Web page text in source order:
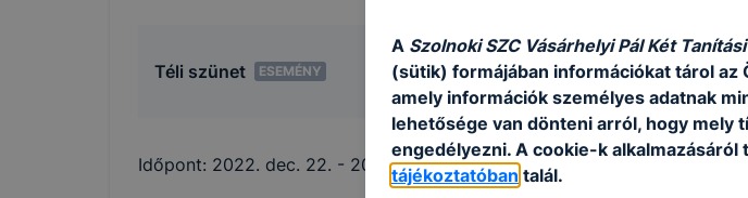
Téli szünet ESEMÉNY
Időpont: 2022. dec. 22. - 2023. jan. 8. 23:59
A Szolnoki SZC Vásárhelyi Pál Két
(sütik) formájában információkat tárol az
amely információk személyes adatnak
lehetősége van dönteni arról, hogy mely
engedélyezni. A cookie-k
tájékoztatóban talál.